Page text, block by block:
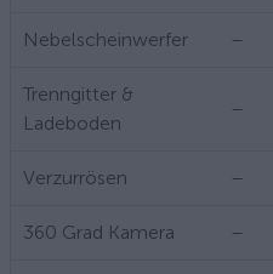
Nebelscheinwerfer –
Trenngitter &
Ladeboden
–
Verzurrösen –
360 Grad Kamera –